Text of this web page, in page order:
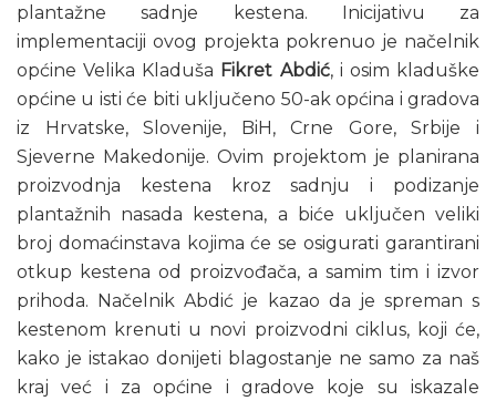
plantažne sadnje kestena. Inicijativu za
implementaciji ovog projekta pokrenuo je načelnik
općine Velika Kladuša Fikret Abdić, i osim kladuške
općine u isti će biti uključeno 50-ak općina i gradova
iz Hrvatske, Slovenije, BiH, Crne Gore, Srbije i
Sjeverne Makedonije. Ovim projektom je planirana
proizvodnja kestena kroz sadnju i podizanje
plantažnih nasada kestena, a biće uključen veliki
broj domaćinstava kojima će se osigurati garantirani
otkup kestena od proizvođača, a samim tim i izvor
prihoda. Načelnik Abdić je kazao da je spreman s
kestenom krenuti u novi proizvodni ciklus, koji će,
kako je istakao donijeti blagostanje ne samo za naš
kraj već i za općine i gradove koje su iskazale